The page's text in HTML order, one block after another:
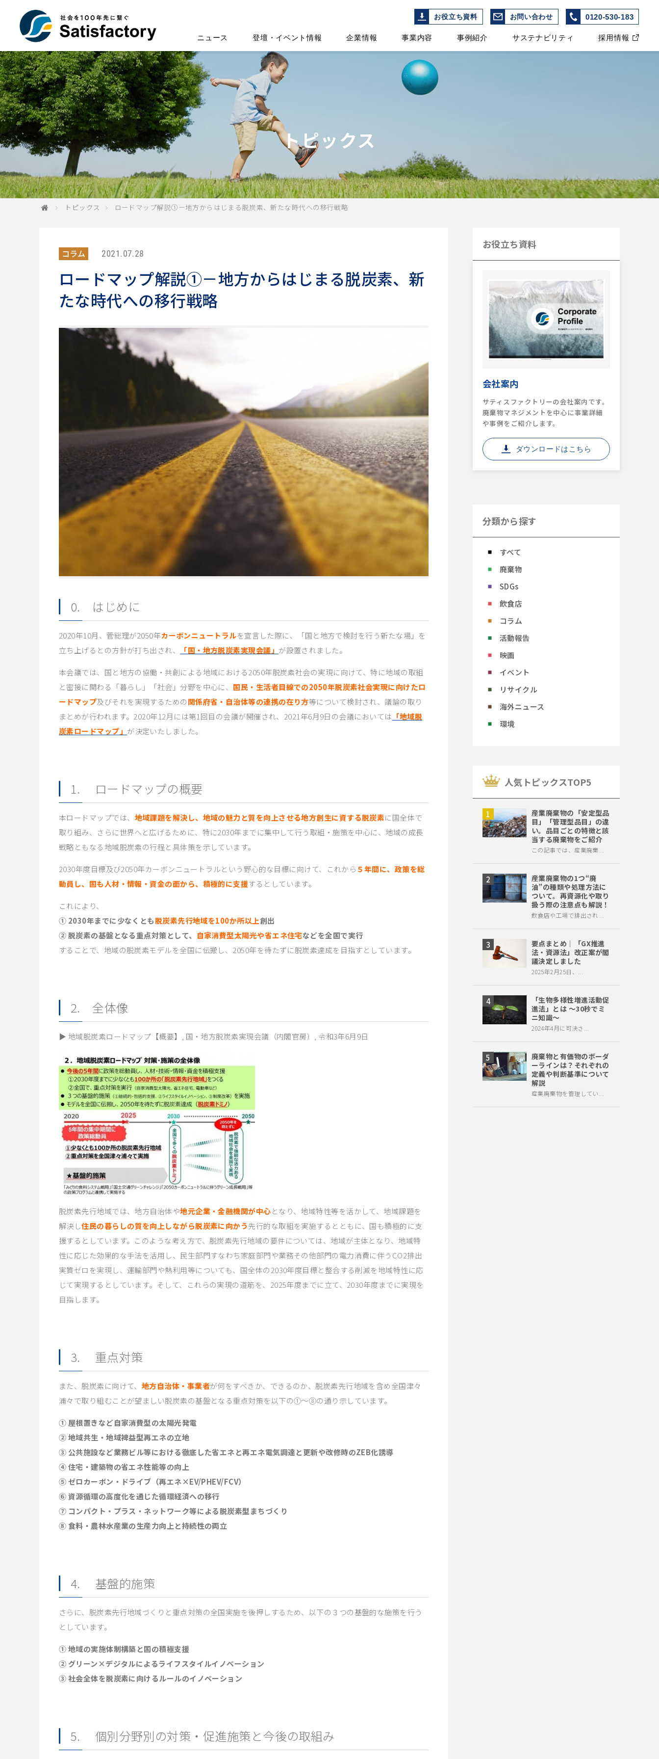
お役立ち資料 お問い合わせ 0120-530-183
ニュース 登壇・イベント情報 企業情報 事業内容 事例紹介 サステナビリティ 採用情報
トピックス
トピックス ロードマップ解説①－地方からはじまる脱炭素、新たな時代への移行戦略
コラム 2021.07.28
ロードマップ解説①－地方からはじまる脱炭素、新
たな時代への移行戦略
0. はじめに
2020年10月、菅総理が2050年カーボンニュートラルを宣言した際に、「国と地方で検討を行う新たな場」を
立ち上げるとの方針が打ち出され、
「国・地方脱炭素実現会議」 が設置されました。
本会議では、国と地方の協働・共創による地域における2050年脱炭素社会の実現に向けて、特に地域の取組
と密接に関わる「暮らし」「社会」分野を中心に、 国民・生活者目線での2050年脱炭素社会実現に向けたロ
ードマップ及びそれを実現するための関係府省・自治体等の連携の在り方等について検討され、議論の取り
まとめが行われます。2020年12月には第1回目の会議が開催され、2021年6月9日の会議においては 「地域脱
炭素ロードマップ」 が決定いたしました。
1. ロードマップの概要
本ロードマップでは、 地域課題を解決し、地域の魅力と質を向上させる地方創生に資する脱炭素に国全体で
取り組み、さらに世界へと広げるために、特に2030年までに集中して行う取組・施策を中心に、地域の成長
戦略ともなる地域脱炭素の行程と具体策を示しています。
2030年度目標及び2050年カーボンニュートラルという野心的な目標に向けて、これから ５年間に、政策を総
動員し、国も人材・情報・資金の面から、積極的に支援するとしています。
これにより、
① 2030年までに少なくとも脱炭素先行地域を100か所以上創出
② 脱炭素の基盤となる重点対策として、 自家消費型太陽光や省エネ住宅などを全国で実行
することで、地域の脱炭素モデルを全国に伝搬し、2050年を待たずに脱炭素達成を目指すとしています。
2. 全体像
▶ 地域脱炭素ロードマップ【概要】, 国・地方脱炭素実現会議（内閣官房）, 令和3年6月9日
脱炭素先行地域では、地方自治体や地元企業・金融機関が中心となり、地域特性等を活かして、地域課題を
解決し住民の暮らしの質を向上しながら脱炭素に向かう先行的な取組を実施するとともに、国も積極的に支
援するとしています。このような考え方で、脱炭素先行地域の要件については、地域が主体となり、地域特
性に応じた効果的な手法を活用し、民生部門すなわち家庭部門や業務その他部門の電力消費に伴うCO2排出
実質ゼロを実現し、運輸部門や熱利用等についても、国全体の2030年度目標と整合する削減を地域特性に応
じて実現するとしています。そして、これらの実現の道筋を、2025年度までに立て、2030年度までに実現を
目指します。
3. 重点対策
また、脱炭素に向けて、 地方自治体・事業者が何をすべきか、できるのか、脱炭素先行地域を含め全国津々
浦々で取り組むことが望ましい脱炭素の基盤となる重点対策を以下の①～⑧の通り示しています。
① 屋根置きなど自家消費型の太陽光発電
② 地域共生・地域裨益型再エネの立地
③ 公共施設など業務ビル等における徹底した省エネと再エネ電気調達と更新や改修時のZEB化誘導
④ 住宅・建築物の省エネ性能等の向上
⑤ ゼロカーボン・ドライブ（再エネ×EV/PHEV/FCV）
⑥ 資源循環の高度化を通じた循環経済への移行
⑦ コンパクト・プラス・ネットワーク等による脱炭素型まちづくり
⑧ 食料・農林水産業の生産力向上と持続性の両立
4. 基盤的施策
さらに、脱炭素先行地域づくりと重点対策の全国実施を後押しするため、以下の３つの基盤的な施策を行う
としています。
① 地域の実施体制構築と国の積極支援
② グリーン×デジタルによるライフスタイルイノベーション
③ 社会全体を脱炭素に向けるルールのイノベーション
5. 個別分野別の対策・促進施策と今後の取組み
お役立ち資料
会社案内
サティスファクトリーの会社案内です。
廃棄物マネジメントを中心に事業詳細
や事例をご紹介します。
ダウンロードはこちら
分類から探す
すべて
廃棄物
SDGs
飲食店
コラム
活動報告
映画
イベント
リサイクル
海外ニュース
環境
⼈気トピックスTOP5
産業廃棄物の「安定型品
目」「管理型品目」の違
い。品目ごとの特徴と該
当する廃棄物をご紹介
この記事では、産業廃棄...
産業廃棄物の1つ“廃
油”の種類や処理方法に
ついて。再資源化や取り
扱う際の注意点も解説！
飲食店や工場で排出され...
要点まとめ｜「GX推進
法・資源法」改正案が閣
議決定しました
2025年2月25日、...
「生物多様性増進活動促
進法」とは ～30秒でミ
ニ知識～
2024年4月に可決さ...
廃棄物と有価物のボーダ
ーラインは？それぞれの
定義や判断基準について
解説
産業廃棄物を管理してい...